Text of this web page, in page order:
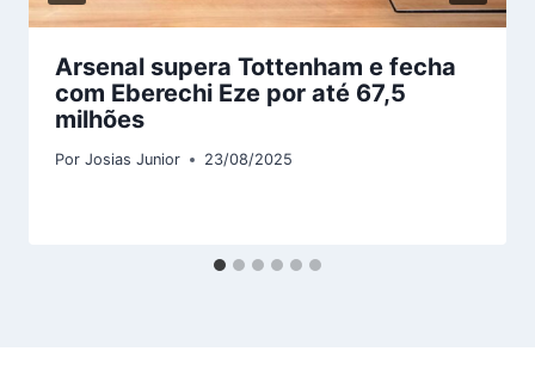
Arsenal supera Tottenham e fecha
com Eberechi Eze por até 67,5
milhões
Por Josias Junior 23/08/2025